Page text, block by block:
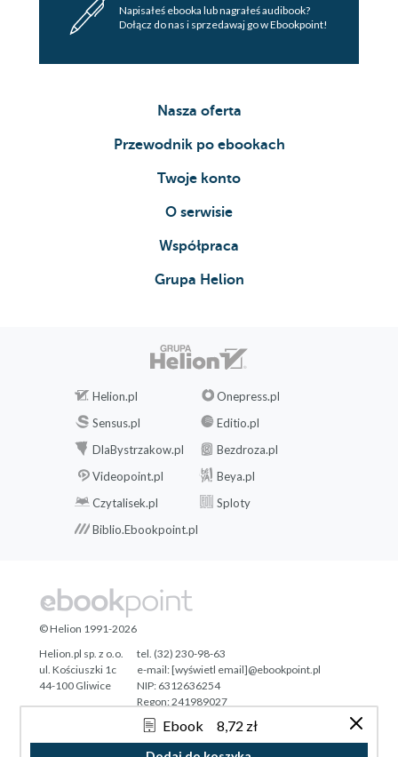
Ebook 8,72 zł
Napisałeś ebooka lub nagrałeś audibook?
Dołącz do nas i sprzedawaj go w Ebookpoint!
Nasza oferta
Przewodnik po ebookach
Twoje konto
O serwisie
Współpraca
Grupa Helion
Helion.pl
Onepress.pl
Sensus.pl
Editio.pl
DlaBystrzakow.pl
Bezdroza.pl
Videopoint.pl
Beya.pl
Czytalisek.pl
Sploty
Biblio.Ebookpoint.pl
Tonik.pl
© Helion 1991-2026
Helion.pl sp. z o.o.
ul. Kościuszki 1c
44-100 Gliwice
tel. (32) 230-98-63
e-mail:[wyświetl email]@ebookpoint.pl
NIP: 6312636254
Regon: 241989027